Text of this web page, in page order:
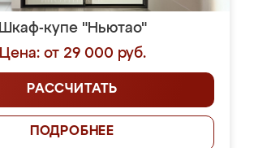
Шкаф-купе "Ньютао"
Цена: от 29 000 руб.
РАССЧИТАТЬ
ПОДРОБНЕЕ